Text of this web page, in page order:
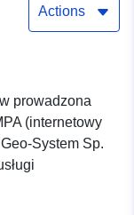
Actions
prowadzona
(internetowy
System Sp.